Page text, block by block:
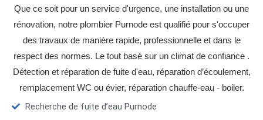
Que ce soit pour un service d'urgence, une installation ou une
rénovation, notre plombier Purnode est qualifié pour s'occuper
des travaux de manière rapide, professionnelle et dans le
respect des normes. Le tout basé sur un climat de confiance .
Détection et réparation de fuite d'eau, réparation d’écoulement,
remplacement WC ou évier, réparation chauffe-eau - boiler.
Recherche de fuite d’eau Purnode